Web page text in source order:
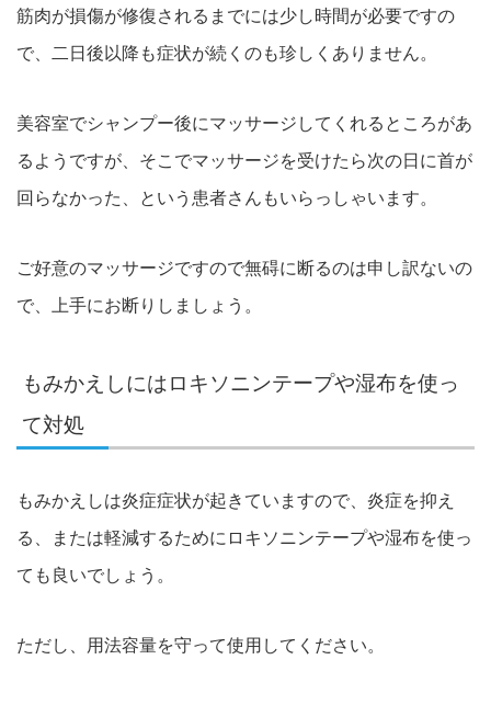
筋肉が損傷が修復されるまでには少し時間が必要ですの
で、二日後以降も症状が続くのも珍しくありません。
美容室でシャンプー後にマッサージしてくれるところがあ
るようですが、そこでマッサージを受けたら次の日に首が
回らなかった、という患者さんもいらっしゃいます。
ご好意のマッサージですので無碍に断るのは申し訳ないの
で、上手にお断りしましょう。
もみかえしにはロキソニンテープや湿布を使っ
て対処
もみかえしは炎症症状が起きていますので、炎症を抑え
る、または軽減するためにロキソニンテープや湿布を使っ
ても良いでしょう。
ただし、用法容量を守って使用してください。